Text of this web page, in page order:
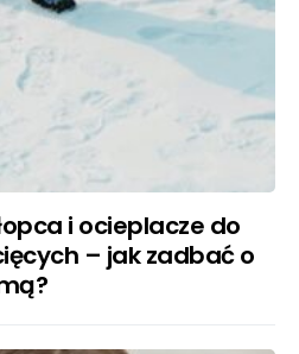
i ocieplacze do
– jak zadbać o